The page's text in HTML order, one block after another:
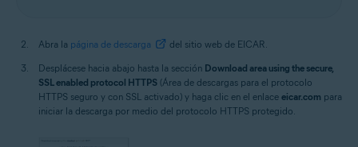
Abra la página de descarga
del sitio web de EICAR.
Desplácese hacia abajo hasta la sección Download area using the secure,
SSL enabled protocol HTTPS (Área de descargas para el protocolo
HTTPS seguro y con SSL activado) y haga clic en el enlace eicar.com para
iniciar la descarga por medio del protocolo HTTPS protegido.